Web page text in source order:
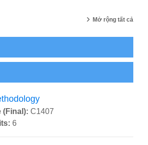
Mở rộng tất cả
(Final): C1407
: 6